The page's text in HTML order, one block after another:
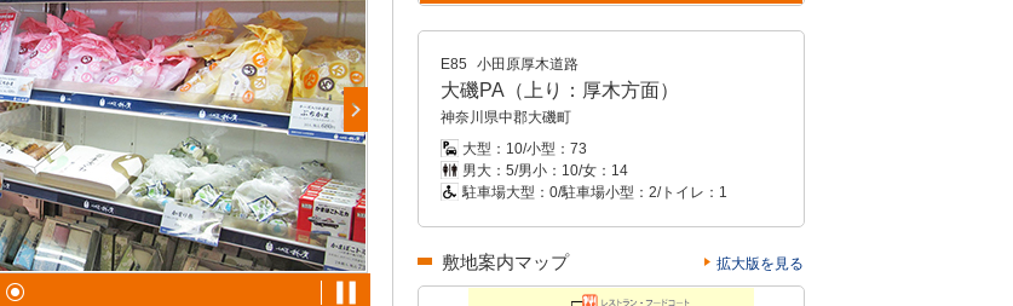
E85 小田原厚木道路
大磯PA（上り：厚木方面）
神奈川県中郡大磯町
大型：10/小型：73
男大：5/男小：10/女：14
駐車場大型：0/駐車場小型：2/トイレ：1
敷地案内マップ 拡大版を見る